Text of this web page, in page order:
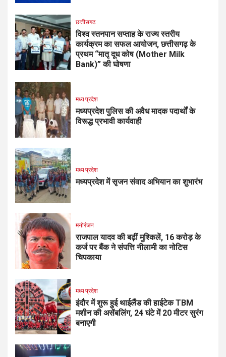
छत्तीसगढ
विश्व स्तनपान सप्ताह के राज्य स्तरीय
कार्यक्रम का सफल आयोजन, छत्तीसगढ़ के
प्रथम “मातृ दूध कोष (Mother Milk
Bank)” की घोषणा
मध्य प्रदेश
मध्यप्रदेश पुलिस की अवैध मादक पदार्थों के
विरूद्ध प्रभावी कार्यवाही
मध्य प्रदेश
मध्यप्रदेश में सृजन संवाद अभियान का शुभारंभ
मनोरंजन
राजपाल यादव की बढ़ीं मुश्किलें, ₹16 करोड़ के
कर्ज पर बैंक ने संपत्ति नीलामी का नोटिस
चिपकाया
मध्य प्रदेश
इंदौर में शुरू हुई थाईलैंड की हाईटेक TBM
मशीन की असेंबलिंग, 24 घंटे में 20 मीटर सुरंग
बनाएगी